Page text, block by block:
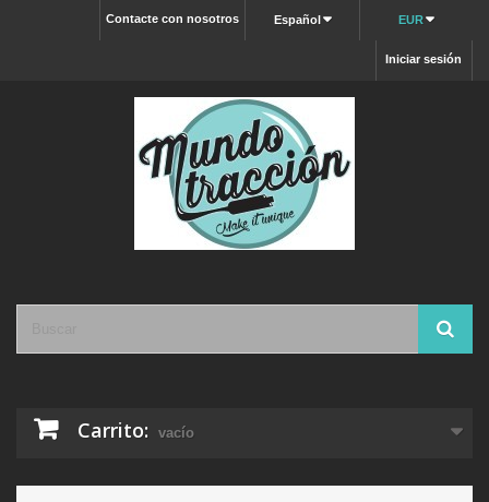
EUR
Español
Contacte con nosotros
Iniciar sesión
Carrito: vacío